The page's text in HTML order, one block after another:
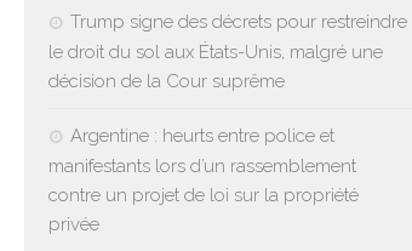
Trump signe des décrets pour restreindre
le droit du sol aux États-Unis, malgré une
décision de la Cour suprême
Argentine : heurts entre police et
manifestants lors d’un rassemblement
contre un projet de loi sur la propriété
privée